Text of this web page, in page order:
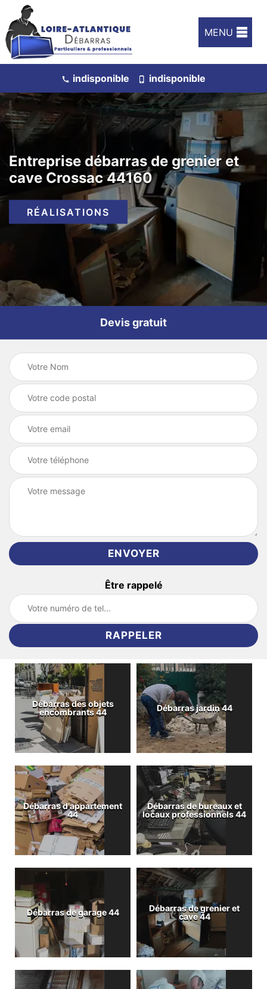
MENU
indisponible indisponible
Entreprise débarras de grenier et
cave Crossac 44160
RÉALISATIONS
Devis gratuit
Être rappelé
Débarras des objets
encombrants 44
Débarras jardin 44
Débarras d'appartement
44
Débarras de bureaux et
locaux professionnels 44
Débarras de garage 44
Débarras de grenier et
cave 44